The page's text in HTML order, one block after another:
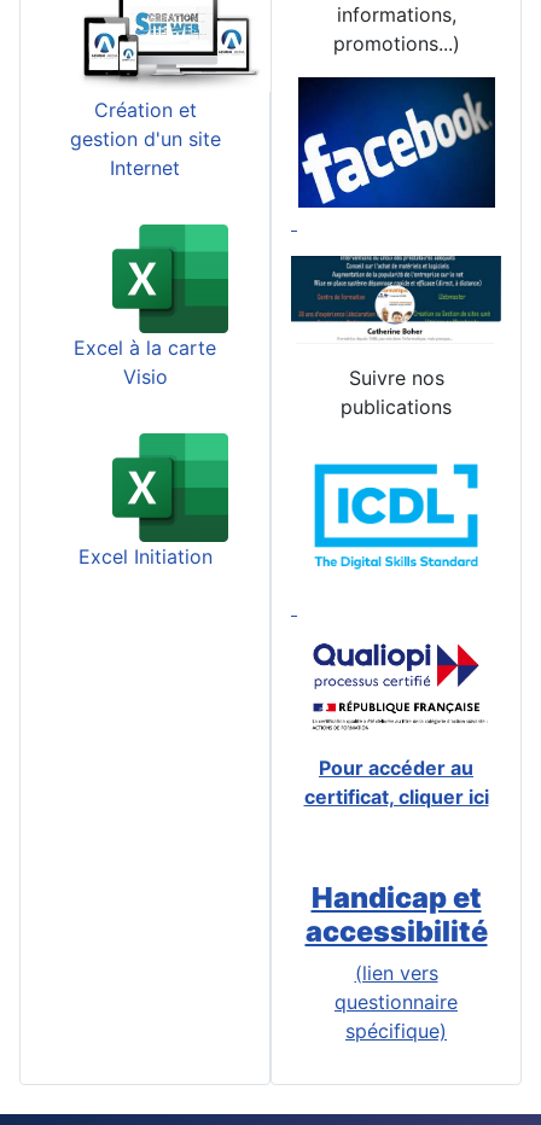
Création et
gestion d'un site
Internet
Excel à la carte
Visio
Excel Initiation
informations,
promotions...)
Suivre nos
publications
Pour accéder au
certificat, cliquer ici
Handicap et
accessibilité
(lien vers
questionnaire
spécifique)